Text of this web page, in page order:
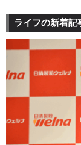
ライフの新着記